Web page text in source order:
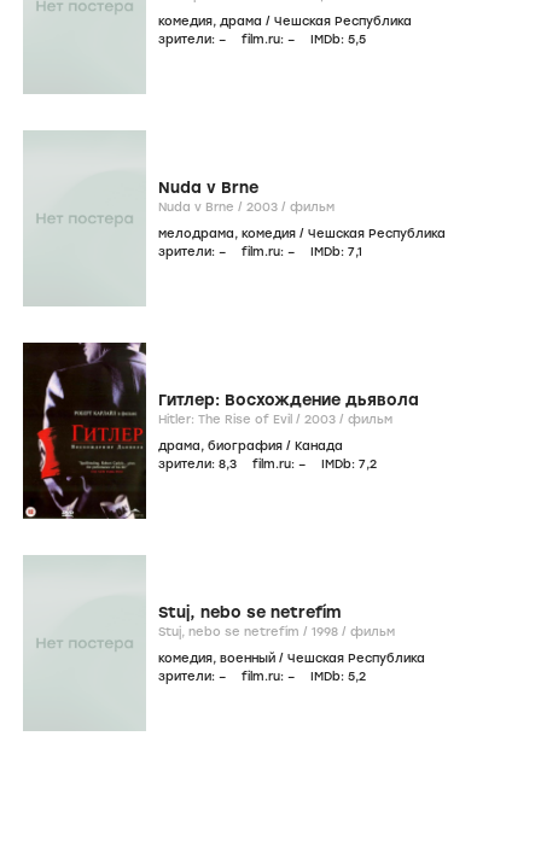
комедия, драма / Чешская Республика
зрители: – film.ru: – IMDb: 5,5
Nuda v Brne
Nuda v Brne / 2003 / фильм
мелодрама, комедия / Чешская Республика
зрители: – film.ru: – IMDb: 7,1
Гитлер: Восхождение дьявола
Hitler: The Rise of Evil / 2003 / фильм
драма, биография / Канада
зрители: 8,3 film.ru: – IMDb: 7,2
Stuj, nebo se netrefím
Stuj, nebo se netrefím / 1998 / фильм
комедия, военный / Чешская Республика
зрители: – film.ru: – IMDb: 5,2